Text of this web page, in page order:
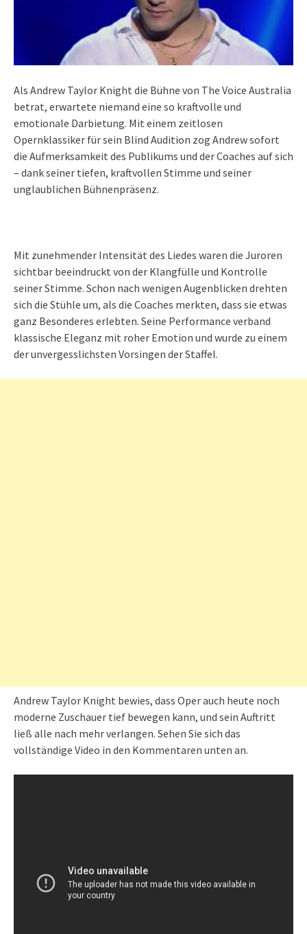
Als Andrew Taylor Knight die Bühne von The Voice Australia
betrat, erwartete niemand eine so kraftvolle und
emotionale Darbietung. Mit einem zeitlosen
Opernklassiker für sein Blind Audition zog Andrew sofort
die Aufmerksamkeit des Publikums und der Coaches auf sich
– dank seiner tiefen, kraftvollen Stimme und seiner
unglaublichen Bühnenpräsenz.
Mit zunehmender Intensität des Liedes waren die Juroren
sichtbar beeindruckt von der Klangfülle und Kontrolle
seiner Stimme. Schon nach wenigen Augenblicken drehten
sich die Stühle um, als die Coaches merkten, dass sie etwas
ganz Besonderes erlebten. Seine Performance verband
klassische Eleganz mit roher Emotion und wurde zu einem
der unvergesslichsten Vorsingen der Staffel.
Andrew Taylor Knight bewies, dass Oper auch heute noch
moderne Zuschauer tief bewegen kann, und sein Auftritt
ließ alle nach mehr verlangen. Sehen Sie sich das
vollständige Video in den Kommentaren unten an.